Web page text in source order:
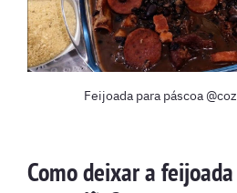
Feijoada para páscoa
Como deixar a